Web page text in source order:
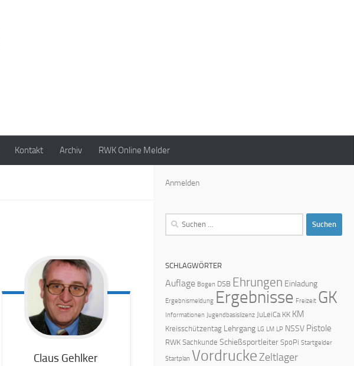
Kontakt Archiv RWK Online Melder
Claus Gehlker
Anmelden
Suchen
SCHLAGWÖRTER
Auflage Bogen DSB Ehrungen Einladung
Ergebnismeldung Ergebnisse Freizeit GK
Informationen Jugendbasislizenz JuLeiCa KK KM
Kreisschützentag Lehrgang LG LM LP NSSV Pistole
RWK Sachkunde Schießsportleiter SpoPi Startgelder
Startplan VordruckeZeltlager